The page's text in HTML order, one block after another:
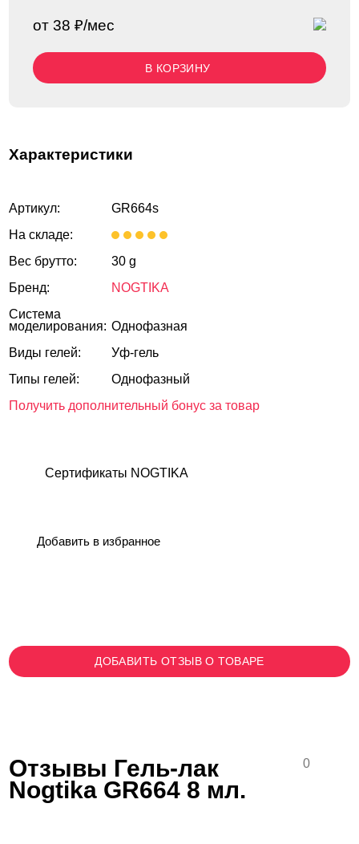
от 38 ₽/мес
В КОРЗИНУ
Характеристики
Артикул:
GR664s
На складе:
Вес брутто:
30 g
Бренд:
NOGTIKA
Система
моделирования: Однофазная
Виды гелей:
Уф-гель
Типы гелей:
Однофазный
Получить дополнительный бонус за товар
Сертификаты NOGTIKA
Добавить в избранное
Отзывы Гель-лак
Nogtika GR664 8 мл.
0
ДОБАВИТЬ ОТЗЫВ О ТОВАРЕ